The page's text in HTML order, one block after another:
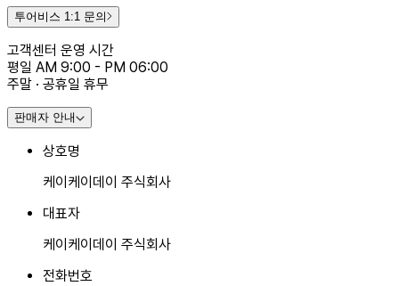
투어비스 1:1 문의
고객센터 운영 시간
평일 AM 9:00 - PM 06:00
주말 · 공휴일 휴무
판매자 안내
상호명
케이케이데이 주식회사
대표자
케이케이데이 주식회사
전화번호